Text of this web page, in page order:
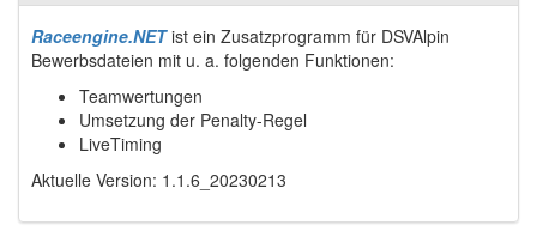
Raceengine.NETist ein Zusatzprogramm für DSVAlpin
Bewerbsdateien mit u. a. folgenden Funktionen:
Teamwertungen
Umsetzung der Penalty-Regel
LiveTiming
Aktuelle Version: 1.1.6_20230213